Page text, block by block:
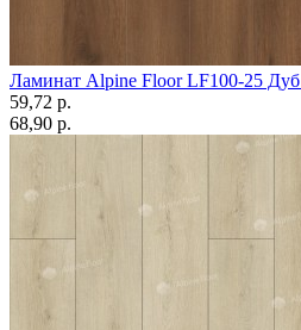
Ламинат Alpine Floor LF100-25
59,72 p.
68,90 p.